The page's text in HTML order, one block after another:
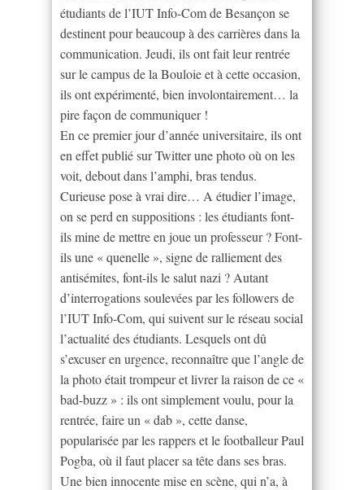
étudiants de l’IUT Info-Com de Besançon se
destinent pour beaucoup à des carrières dans la
communication. Jeudi, ils ont fait leur rentrée
sur le campus de la Bouloie et à cette occasion,
ils ont expérimenté, bien involontairement… la
pire façon de communiquer !
En ce premier jour d’année universitaire, ils ont
en effet publié sur Twitter une photo où on les
voit, debout dans l’amphi, bras tendus.
Curieuse pose à vrai dire… A étudier l’image,
on se perd en suppositions : les étudiants font-
ils mine de mettre en joue un professeur ? Font-
ils une « quenelle », signe de ralliement des
antisémites, font-ils le salut nazi ? Autant
d’interrogations soulevées par les followers de
l’IUT Info-Com, qui suivent sur le réseau social
l’actualité des étudiants. Lesquels ont dû
s’excuser en urgence, reconnaître que l’angle de
la photo était trompeur et livrer la raison de ce «
bad-buzz » : ils ont simplement voulu, pour la
rentrée, faire un « dab », cette danse,
popularisée par les rappers et le footballeur Paul
Pogba, où il faut placer sa tête dans ses bras.
Une bien innocente mise en scène, qui n’a, à